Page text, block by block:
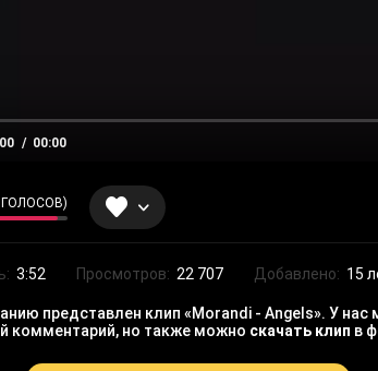
00:00
ГОЛОСОВ)
3:52 Просмотров: 22 707 Добавлено: 15
представлен клип «Morandi - Angels». У
комментарий, но также можно скачать клип в